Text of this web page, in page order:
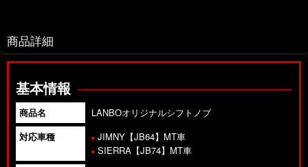
商品詳細
基本情報
商品名
LANBOオリジナルシフトノブ
対応車種
JIMNY【JB64】MT車
SIERRA【JB74】MT車